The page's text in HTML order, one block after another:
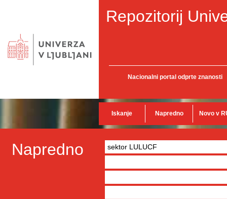
Repozitorij
Nacionalni portal odprte znanosti
Iskanje Napredno Novo v
Napredno